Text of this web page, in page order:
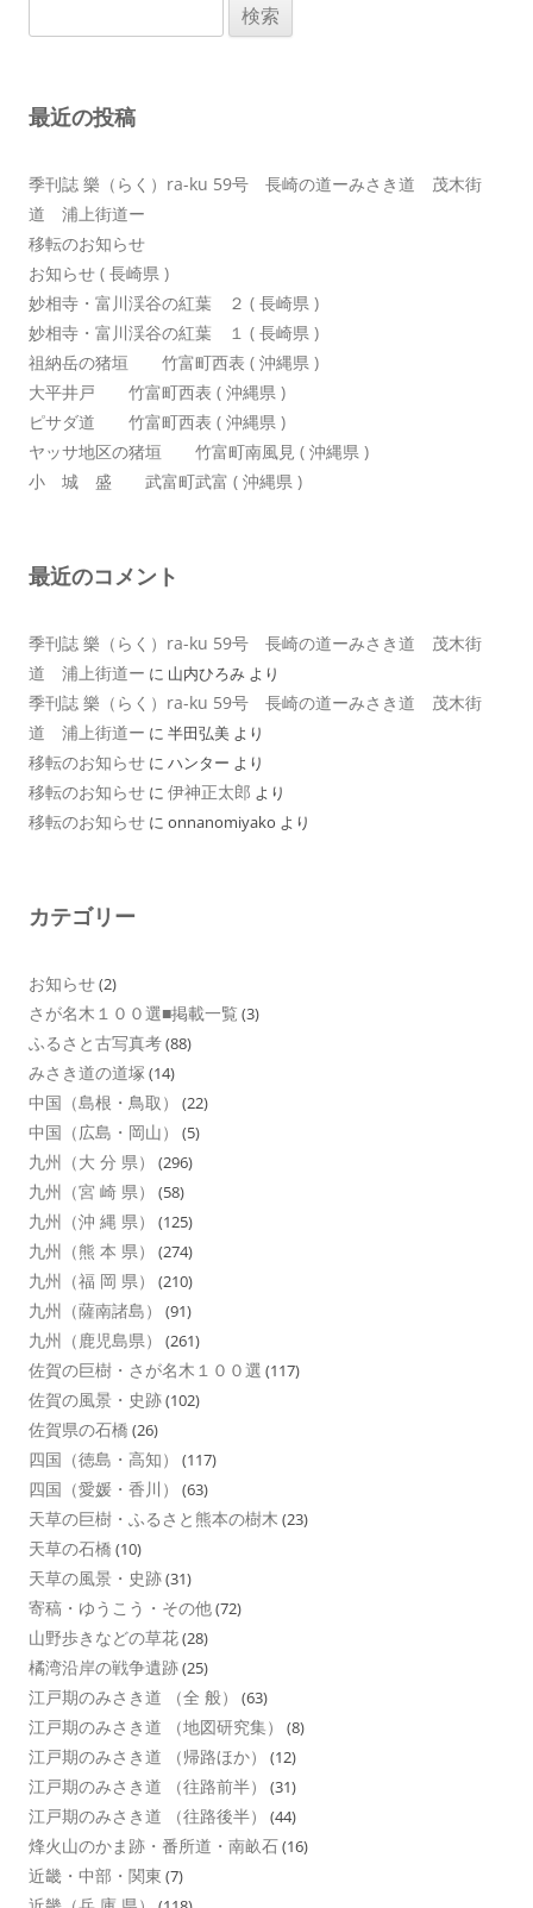
ョ
索:
最近の投稿
季刊誌 樂（らく）ra-ku 59号 長崎の道ーみさき道 茂木街
道 浦上街道ー
移転のお知らせ
お知らせ ( 長崎県 )
妙相寺・富川渓谷の紅葉 ２ ( 長崎県 )
妙相寺・富川渓谷の紅葉 １ ( 長崎県 )
祖納岳の猪垣 竹富町西表 ( 沖縄県 )
大平井戸 竹富町西表 ( 沖縄県 )
ピサダ道 竹富町西表 ( 沖縄県 )
ヤッサ地区の猪垣 竹富町南風見 ( 沖縄県 )
小 城 盛 武富町武富 ( 沖縄県 )
最近のコメント
季刊誌 樂（らく）ra-ku 59号 長崎の道ーみさき道 茂木街
道 浦上街道ー に 山内ひろみ より
季刊誌 樂（らく）ra-ku 59号 長崎の道ーみさき道 茂木街
道 浦上街道ー に 半田弘美 より
移転のお知らせ に ハンター より
移転のお知らせ に 伊神正太郎 より
移転のお知らせ に onnanomiyako より
カテゴリー
お知らせ(2)
さが名木１００選■掲載一覧 (3)
ふるさと古写真考(88)
みさき道の道塚 (14)
中国（島根・鳥取） (22)
中国（広島・岡山） (5)
九州（大 分 県） (296)
九州（宮 崎 県） (58)
九州（沖 縄 県） (125)
九州（熊 本 県） (274)
九州（福 岡 県） (210)
九州（薩南諸島） (91)
九州（鹿児島県） (261)
佐賀の巨樹・さが名木１００選 (117)
佐賀の風景・史跡(102)
佐賀県の石橋 (26)
四国（徳島・高知） (117)
四国（愛媛・香川） (63)
天草の巨樹・ふるさと熊本の樹木 (23)
天草の石橋 (10)
天草の風景・史跡(31)
寄稿・ゆうこう・その他(72)
山野歩きなどの草花(28)
橘湾沿岸の戦争遺跡(25)
江戸期のみさき道 （全 般） (63)
江戸期のみさき道 （地図研究集） (8)
江戸期のみさき道 （帰路ほか） (12)
江戸期のみさき道 （往路前半） (31)
江戸期のみさき道 （往路後半） (44)
烽火山のかま跡・番所道・南畝石(16)
近畿・中部・関東 (7)